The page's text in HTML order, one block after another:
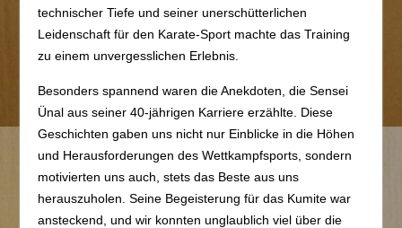
technischer Tiefe und seiner unerschütterlichen
Leidenschaft für den Karate-Sport machte das Training
zu einem unvergesslichen Erlebnis.
Besonders spannend waren die Anekdoten, die Sensei
Ünal aus seiner 40-jährigen Karriere erzählte. Diese
Geschichten gaben uns nicht nur Einblicke in die Höhen
und Herausforderungen des Wettkampfsports, sondern
motivierten uns auch, stets das Beste aus uns
herauszuholen. Seine Begeisterung für das Kumite war
ansteckend, und wir konnten unglaublich viel über die